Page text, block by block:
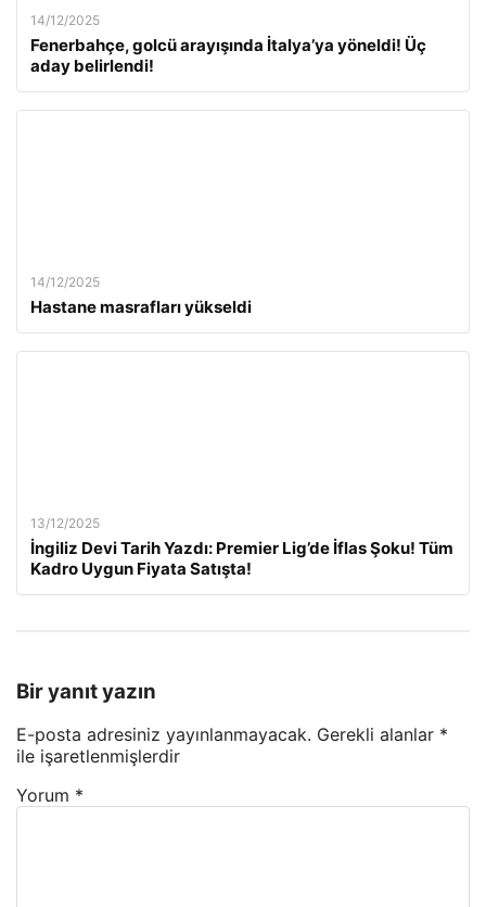
14/12/2025
Fenerbahçe, golcü arayışında İtalya’ya yöneldi! Üç
aday belirlendi!
14/12/2025
Hastane masrafları yükseldi
13/12/2025
İngiliz Devi Tarih Yazdı: Premier Lig’de İflas Şoku! Tüm
Kadro Uygun Fiyata Satışta!
Bir yanıt yazın
E-posta adresiniz yayınlanmayacak. Gerekli alanlar *
ile işaretlenmişlerdir
Yorum *